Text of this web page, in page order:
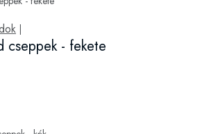
|
cseppek - fekete